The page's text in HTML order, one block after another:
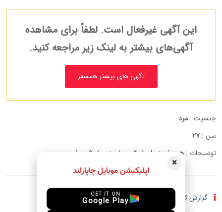
این آگهی غیرفعال است. لطفاً برای مشاهده
آگهی‌های بیشتر به لینک زیر مراجعه کنید.
آگهی های بیشتر همسفر
جنسیت : مرد
سن :27
توضیحات : همسفر همراه خوش برخورد و خوش سفر
گزارش کلاهبرداری و فعالیت مشکوک
×
اپلیکیشن موبایل چاپارلند
GET IT ON
Google Play